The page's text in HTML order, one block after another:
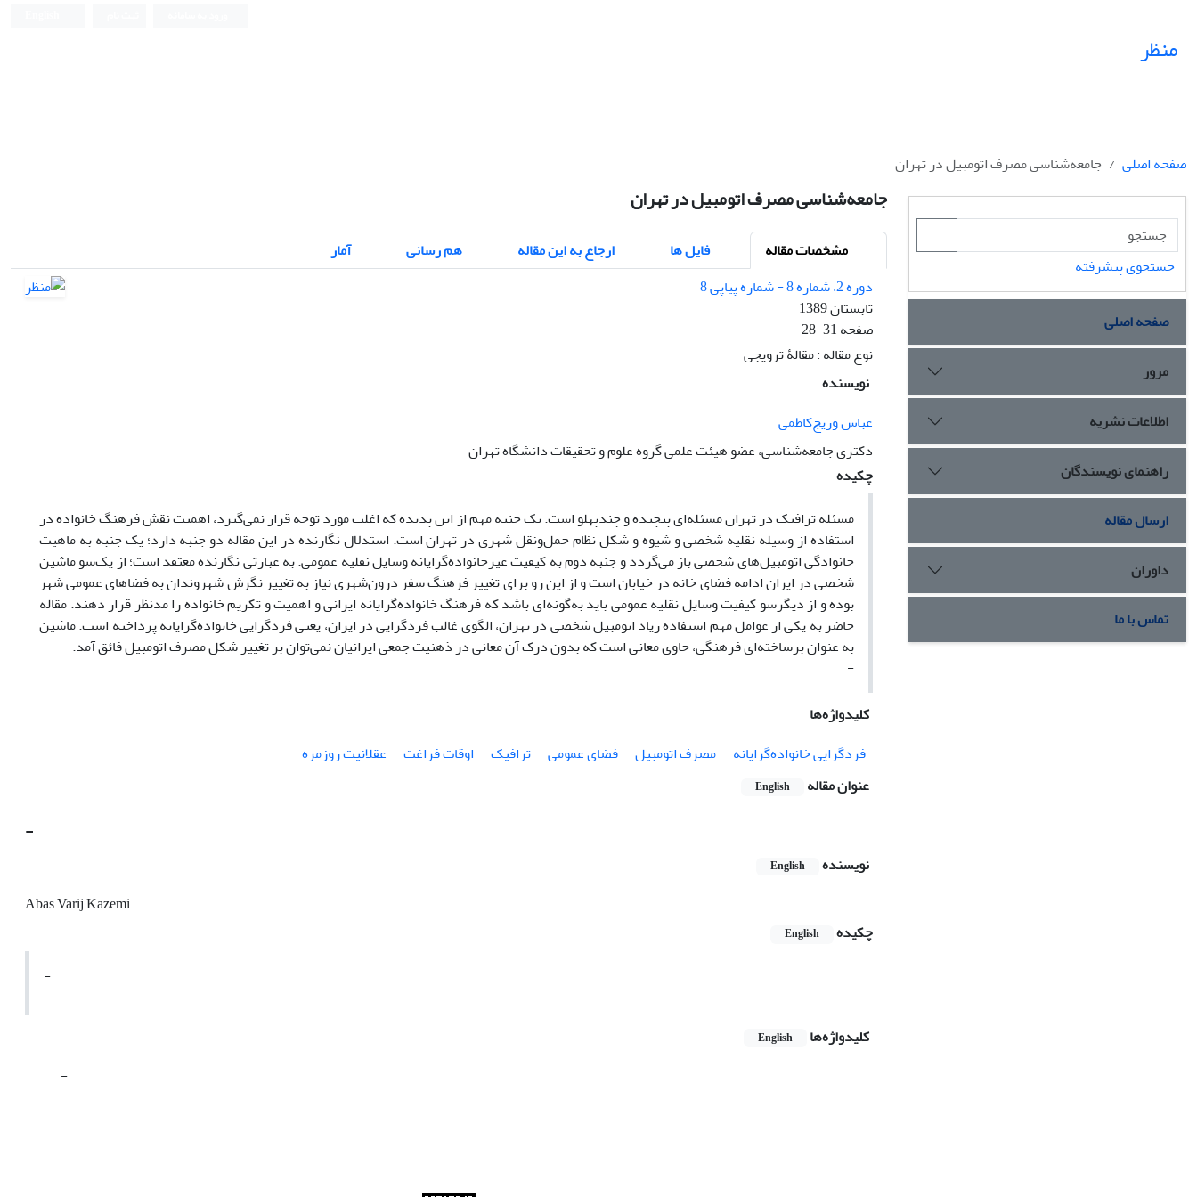
منظر
صفحه اصلی جامعه‌شناسی مصرف اتومبیل در تهران
جامعه‌شناسی مصرف اتومبیل در تهران
مشخصات مقاله فایل ها ارجاع به این مقاله هم رسانی
آمار
دوره 2، شماره 8 - شماره پیاپی 8
تابستان 1389
صفحه28-31
نوع مقاله : مقالۀ ترویجی
نویسنده
عباس وریج‌کاظمی
دکتری جامعه‌شناسی، عضو هیئت علمی گروه علوم و تحقیقات دانشگاه تهران
چکیده
مسئله ترافیک در تهران مسئله‌ای پیچیده و چندپهلو است. یک جنبه مهم از این پدیده که اغلب مورد توجه قرار نمی‌گیرد، اهمیت نقش فرهنگ خانواده در
استفاده از وسیله نقلیه شخصی و شیوه و شکل نظام حمل‌و‌نقل شهری در تهران است. استدلال نگارنده در این مقاله دو جنبه دارد؛ یک جنبه به ماهیت
خانوادگی اتومبیل‌های شخصی باز می‌گردد و جنبه دوم به کیفیت غیرخانواده‌گرایانه وسایل نقلیه عمومی. به عبارتی نگارنده معتقد است؛ از یک‌سو ماشین
شخصی در ایران ادامه فضای خانه در خیابان است و از این رو برای تغییر فرهنگ سفر درون‌شهری نیاز به تغییر نگرش شهروندان به فضاهای عمومی شهر
بوده و از دیگرسو کیفیت وسایل نقلیه عمومی باید به‌گونه‌ای باشد که فرهنگ خانواده‌گرایانه ایرانی و اهمیت و تکریم خانواده را مدنظر قرار دهند. مقاله
حاضر به یکی از عوامل مهم استفاده زیاد اتومبیل شخصی در تهران، الگوی غالب فردگرایی در ایران، یعنی فردگرایی خانواده‌گرایانه پرداخته است. ماشین
به عنوان برساخته‌ای فرهنگی، حاوی معانی است که بدون درک آن معانی در ذهنیت جمعی ایرانیان نمی‌توان بر تغییر شکل مصرف اتومبیل فائق آمد.
-
کلیدواژه‌ها
فردگرایی خانواده‌گرایانه
مصرف اتومبیل فضای عمومی ترافیک اوقات فراغت
عقلانیت روزمره
عنوان مقاله
English
-
نویسنده English
Abas Varij Kazemi
چکیده
English
-
کلیدواژه‌ها English
-
جستجوی پیشرفته
صفحه اصلی
مرور
اطلاعات نشریه
راهنمای نویسندگان
ارسال مقاله
داوران
تماس با ما